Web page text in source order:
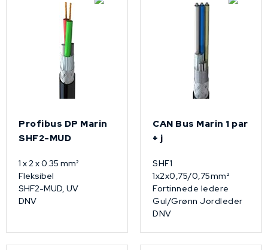
Profibus DP Marin
SHF2-MUD
1 x 2 x 0.35 mm²
Fleksibel
SHF2-MUD, UV
DNV
CAN Bus Marin 1 par
+ j
SHF1
1x2x0,75/0,75mm²
Fortinnede ledere
Gul/Grønn Jordleder
DNV